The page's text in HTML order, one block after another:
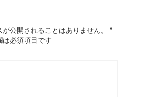
公開されることはありません。
*
必須項目です